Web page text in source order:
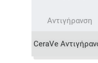
CeraVe